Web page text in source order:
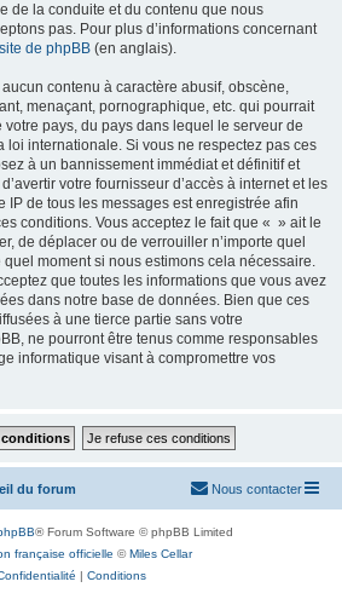
de la conduite et du contenu que nous
pas. Pour plus d’informations concernant
de phpBB (en anglais).
contenu à caractère abusif, obscène,
menaçant, pornographique, etc. qui pourrait
pays, du pays dans lequel le serveur de
internationale. Si vous ne respectez pas ces
à un bannissement immédiat et définitif et
votre fournisseur d’accès à internet et les
IP de tous les messages est enregistrée afin
conditions. Vous acceptez le fait que « » ait le
de déplacer ou de verrouiller n’importe quel
quel moment si nous estimons cela nécessaire.
que toutes les informations que vous avez
dans notre base de données. Bien que ces
à une tierce partie sans votre
ne pourront être tenus comme responsables
informatique visant à compromettre vos
du forum Nous contacter
® Forum Software © phpBB Limited
française officielle ©Miles Cellar
| Conditions